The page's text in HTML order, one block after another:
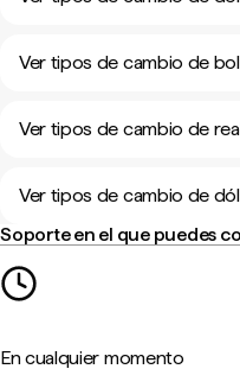
Ver tipos de cambio de
Ver tipos de cambio de
Ver tipos de cambio de
Soporte en el que puedes
En cualquier momento